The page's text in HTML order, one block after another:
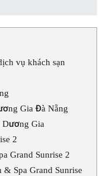
vụ khách sạn
Gia Đà Nẵng
Dương Gia
2
Grand Sunrise 2
Spa Grand Sunrise